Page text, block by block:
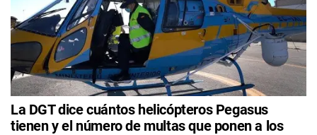
La DGT dice cuántos helicópteros Pegasus
tienen y el número de multas que ponen a los